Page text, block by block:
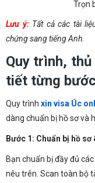
Trọn
Lưu ý:Tất cả các tài
chứng sang tiếng Anh.
Quy trình,
tiết từng bước
Quy trình xin visa Úc
dàng chuẩn bị hồ sơ và
Bước 1: Chuẩn bị hồ
Bạn chuẩn bị đầy đủ
nêu trên. Scan toàn bộ